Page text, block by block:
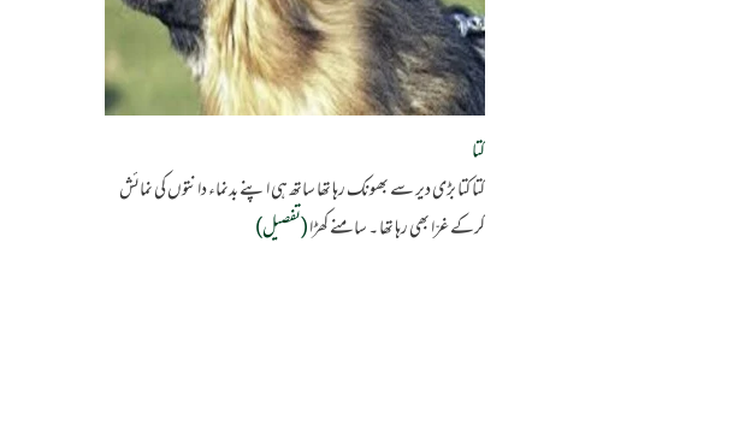
کتا
کتا کتا بڑی دیر سے بھونک رہا تھا ساتھ ہی اپنے بدنماء دانتوں کی نمائش
کرکے غرّا بھی رہا تھا ۔ سامنے کھڑا(تفصیل)